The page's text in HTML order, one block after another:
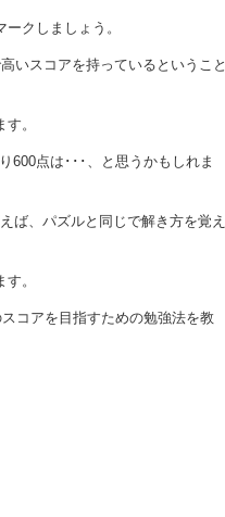
クしましょう。
いスコアを持っているということ
。
600点は･･･、と思うかもしれま
ば、パズルと同じで解き方を覚え
。
コアを目指すための勉強法を教